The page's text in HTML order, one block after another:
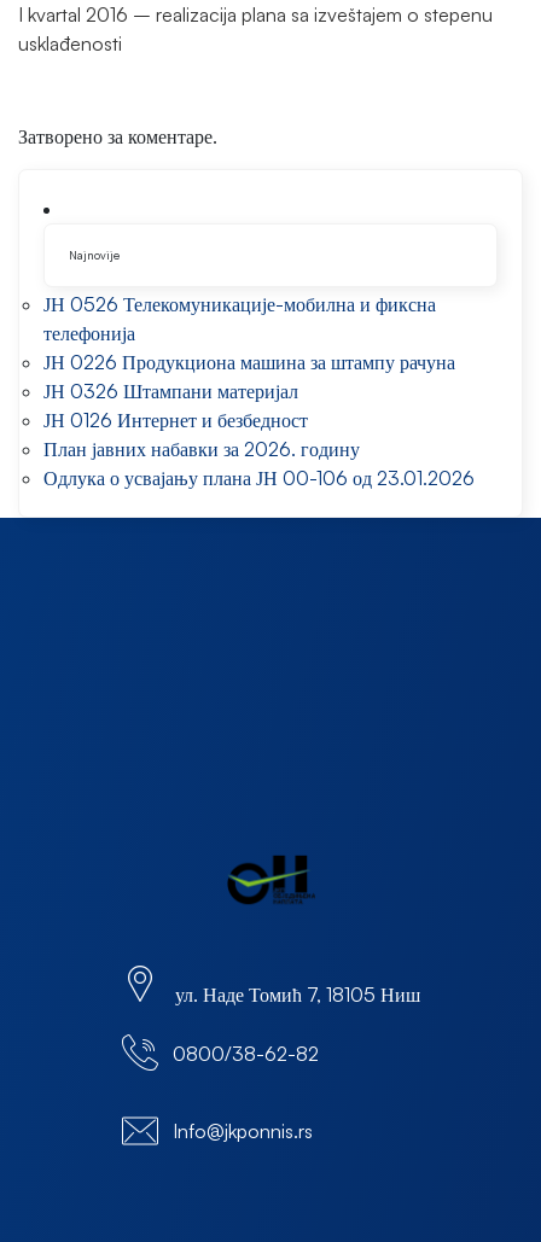
I kvartal 2016 – realizacija plana sa izveštajem o stepenu
usklađenosti
Затворено за коментаре.
Najnovije
ЈН 0526 Телекомуникације-мобилна и фиксна
телефонија
ЈН 0226 Продукциона машина за штампу рачуна
ЈН 0326 Штампани материјал
ЈН 0126 Интернет и безбедност
План јавних набавки за 2026. годину
Одлука о усвајању плана ЈН 00-106 од 23.01.2026
ул. Наде Томић 7, 18105 Ниш
0800/38-62-82
Info@jkponnis.rs